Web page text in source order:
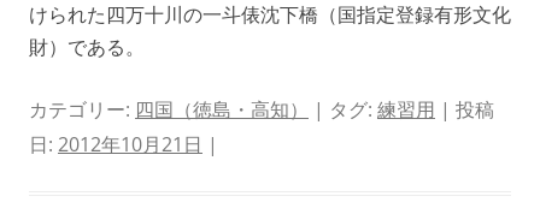
けられた四万十川の一斗俵沈下橋（国指定登録有形文化
財）である。
カテゴリー: 四国（徳島・高知） | タグ: 練習用 | 投稿
日: 2012年10月21日 |